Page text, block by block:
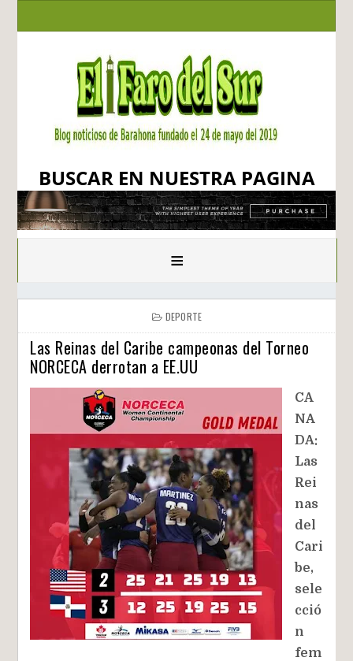
BUSCAR EN NUESTRA PAGINA
≡
DEPORTE
Las Reinas del Caribe campeonas del Torneo
NORCECA derrotan a EE.UU
CA
NA
DA:
Las
Rei
nas
del
Cari
be,
sele
cció
n
fem